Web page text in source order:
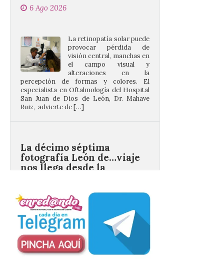
visión central, manchas en
el campo visual y
alteraciones en la
percepción de formas y colores. El
especialista en Oftalmología del Hospital
San Juan de Dios de León, Dr. Mahave
Ruiz, advierte de […]
nos llega desde la
carretera CL 626 con
motivo de la marcha en
Nueva edición de León
de…viaje. Una iniciativa
organizado por la sección
juvenil de la Asociación
Enróllate, la Asociación